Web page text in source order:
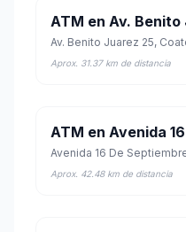
ATM en Av.
Aprox. 31.37 km de distancia
ATM en Avenida
Aprox. 42.48 km de distancia